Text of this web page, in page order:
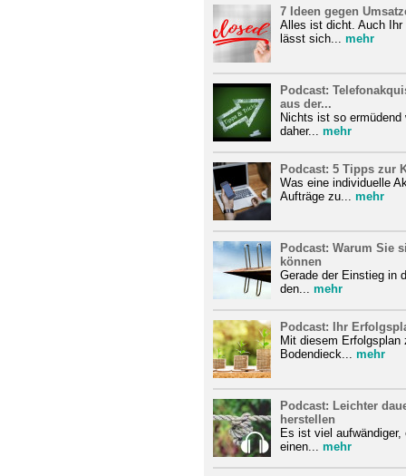
7 Ideen gegen
Alles ist dicht. Auch
lässt sich... mehr
Podcast:
aus der...
Nichts ist so
daher... mehr
Podcast: 5 Tipps zur
Was eine individuelle
Aufträge zu... mehr
Podcast: Warum Sie
können
Gerade der Einstieg in
den... mehr
Podcast: Ihr
Mit diesem Erfolgsplan
Bodendieck... mehr
Podcast: Leichter
herstellen
Es ist viel aufwändiger,
einen... mehr